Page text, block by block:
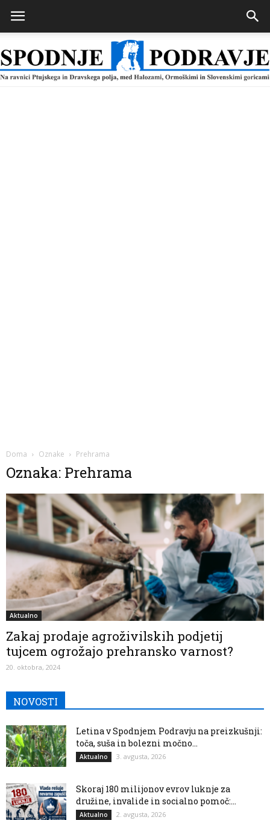
Doma Oznake Prehrama
Oznaka: Prehrama
Aktualno
Zakaj prodaje agroživilskih podjetij
tujcem ogrožajo prehransko varnost?
20. oktobra, 2024
NOVOSTI
Letina v Spodnjem Podravju na preizkušnji:
toča, suša in bolezni močno...
Aktualno 3. avgusta, 2026
Skoraj 180 milijonov evrov luknje za
družine, invalide in socialno pomoč:...
Aktualno 2. avgusta, 2026